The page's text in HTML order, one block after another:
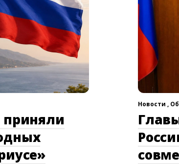
приняли
Новости ,